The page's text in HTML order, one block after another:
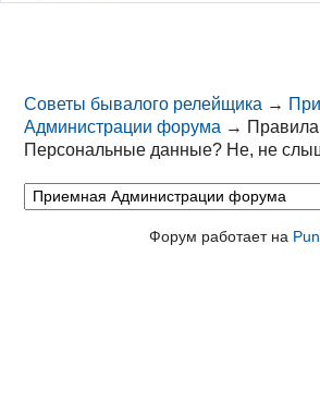
Советы бывалого релейщика →
Администрации форума →
Персональные данные? Не, не
Форум работает на